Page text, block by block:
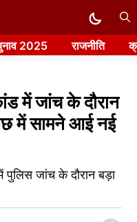
2025 राजनीति
में जांच के दौरान
में सामने आई नई
पुलिस जांच के दौरान बड़ा